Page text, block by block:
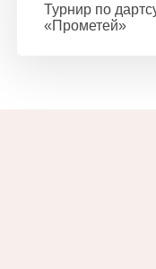
Турнир по
«Прометей»